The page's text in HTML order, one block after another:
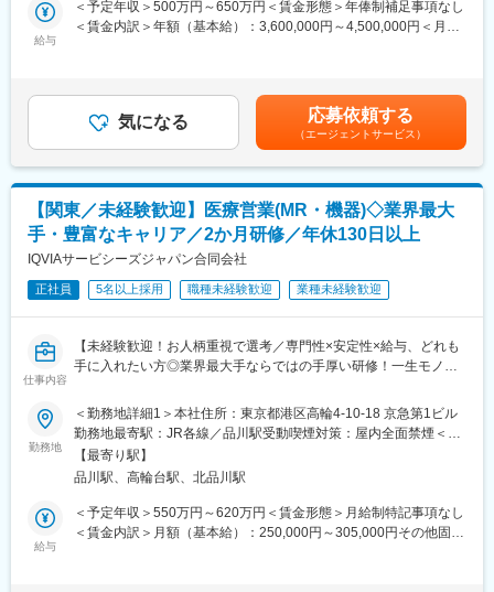
にくく、安定した売上を誇っています。
・当社は、東証プライム上場以来、10期連続で増収中のクオール
グループに属しており、主力事業を担っています。
＜社会貢献度の高さ＞
自身の売上・営業活動が患者さんのQOLの向上や病気から救うこ
とに繋がるため、やりがいをもって営業できます。
＜頑張りは適切に評価＞
成果に応じた評価制度が整っており、頑張り次第で大幅な年収UP
も目指せます。
■福利厚生（転勤を伴う場合）：
＜社宅制度（法人契約）＞
・入居時の引越し費用：会社負担（会社指定業者）
変更の範囲：会社の定める業務
ます。
これまでの経験を活かして新たなフィールドで活躍したい方を歓
■夜勤なし！日勤・土日祝休みで働き方改善・ワークライフバラン
スの両立が叶う！
■明確な評価制度あり！自身の成果や頑張りが客観的に評価され、
年収に反映されます。また、在籍年数が増えると永年勤続報奨金
や四半期一時金などの手当もアップします。つまり、やりがいや
努力がきちんと報われる報酬制度になっています。
《丁寧な研修・支援体制で成長を応援！》
入社後は2カ月間の研修制度がありますので、未経験の方も安心し
てご応募ください！同期社員と一緒に集中的に研修を行い、その
また、配属後も一人ひとりの知識とスキルレベルを上げるために
様々な研修をご用意しています。
《あなたの想いを実現する豊富なキャリアプランとサポート体
制！》
志向性やその時の環境に応じてや「１つの領域で専門性を高め
る」「幅広い疾患をカバーできるオールラウンダーになる」「本
社部門（マネージャー、研修部門など）へのキャリアチェンジ」
など幅広いキャリアプランがあります。また、弊社のマネージャ
ーのほとんどは、MRからキャリアをチェンジしているメンバーで
給与
＜予定年収＞500万円～650万円＜賃金形態＞年俸制補足事項なし
＜賃金内訳＞年額（基本給）：3,600,000円～4,500,000円＜月額
動・四半期一時金：10万円（四半期に1回、10万円程度支給）※た
だし支給条件有。他、永続勤務報奨金（3年勤務5万円支給、5年
勤務10万円…）ございます。賃金はあくまでも目安の金額であ
り、選考を通じて上下する可能性があります。月給(月額)は固定手
当を含めた表記です。
気になる 応募依頼する
（エージェントサービス）
【関東／未経験歓迎】医療営業(MR・機器)◇業界最大
手・豊富なキャリア／2か月研修／年休130日以上
IQVIAサービシーズジャパン合同会社
正社員 5名以上採用 職種未経験歓迎 業種未経験歓迎
仕事内容
【未経験歓迎！お人柄重視で選考／専門性×安定性×給与、どれも
手に入れたい方◎業界最大手ならではの手厚い研修！一生モノの
パス豊富】
＼そもそも「MR」とは？／
「医薬情報提供者」と呼ばれる専門資格を取得して活動する営業
職です。IQVIAのお客様である国内医薬品メーカーにて、医薬品の
営業活動を行っていただきます。
人々の命を守る商材に携わるため、社会貢献性と安定性を兼ね備
勤務地
＜勤務地詳細1＞本社住所：東京都港区高輪4-10-18 京急第1ビル
勤務地最寄駅：JR各線／品川駅受動喫煙対策：屋内全面禁煙＜勤
務地詳細2＞関東エリア住所：関東(東京都、神奈川県、千葉県、
埼玉県、群馬県、茨城県)/選考を通じて決定します。 受動喫煙対
ずる）変更の範囲：会社の定める事業所
【最寄り駅】
品川駅、高輪台駅、北品川駅
給与
＜予定年収＞550万円～620万円＜賃金形態＞月給制特記事項なし
＜賃金内訳＞月額（基本給）：250,000円～305,000円その他固定